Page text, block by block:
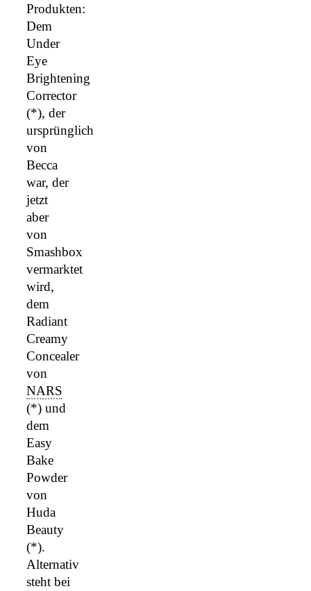
Produkten:
Dem
Under
Eye
Brightening
Corrector
(*), der
ursprünglich
von
Becca
war, der
jetzt
aber
von
Smashbox
vermarktet
wird,
dem
Radiant
Creamy
Concealer
von
NARS
(*) und
dem
Easy
Bake
Powder
von
Huda
Beauty
(*).
Alternativ
steht bei